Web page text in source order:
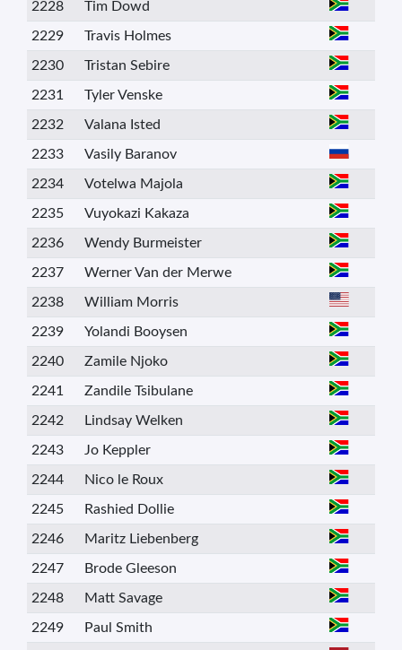
2228 Tim Dowd
2229 Travis Holmes
2230 Tristan Sebire
2231 Tyler Venske
2232 Valana Isted
2233 Vasily Baranov
2234 Votelwa Majola
2235 Vuyokazi Kakaza
2236 Wendy Burmeister
2237 Werner Van der Merwe
2238 William Morris
2239 Yolandi Booysen
2240 Zamile Njoko
2241 Zandile Tsibulane
2242 Lindsay Welken
2243 Jo Keppler
2244 Nico le Roux
2245 Rashied Dollie
2246 Maritz Liebenberg
2247 Brode Gleeson
2248 Matt Savage
2249 Paul Smith